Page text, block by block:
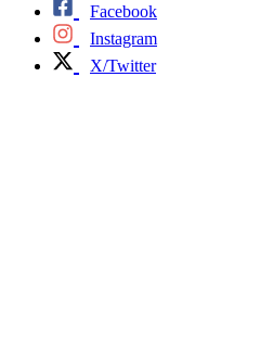
Facebook
Instagram
X/Twitter